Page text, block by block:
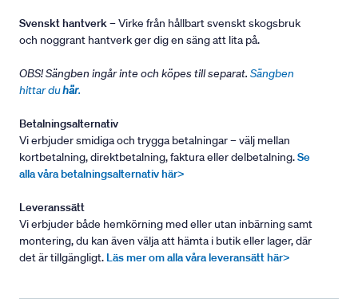
Svenskt hantverk– Virke från hållbart svenskt skogsbruk
och noggrant hantverk ger dig en säng att lita på.
OBS! Sängben ingår inte och köpes till separat. Sängben
hittar duhär.
Betalningsalternativ
Vi erbjuder smidiga och trygga betalningar – välj mellan
kortbetalning, direktbetalning, faktura eller delbetalning.Se
alla våra betalningsalternativ här>
Leveranssätt
Vi erbjuder både hemkörning med eller utan inbärning samt
montering, du kan även välja att hämta i butik eller lager, där
det är tillgängligt. Läs mer om alla våra leveransätt här>